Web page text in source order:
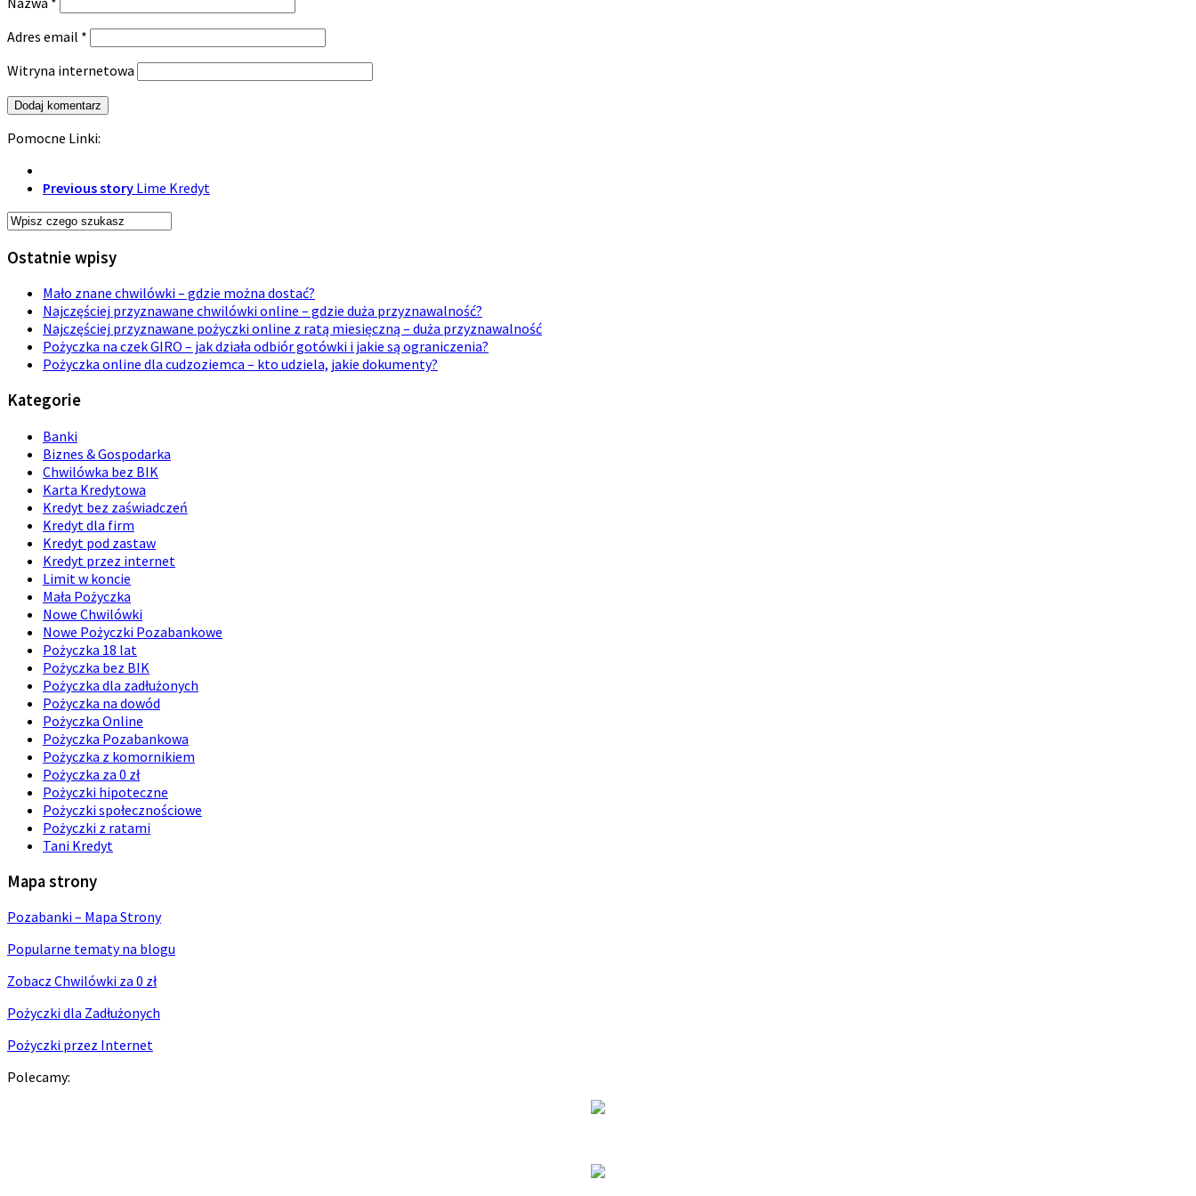
Adres email *
Witryna internetowa
Pomocne Linki:
Previous story Lime Kredyt
Ostatnie wpisy
Mało znane chwilówki – gdzie można dostać?
Najczęściej przyznawane chwilówki online – gdzie duża przyznawalność?
Najczęściej przyznawane pożyczki online z ratą miesięczną – duża przyznawalność
Pożyczka na czek GIRO – jak działa odbiór gotówki i jakie są ograniczenia?
Pożyczka online dla cudzoziemca – kto udziela, jakie dokumenty?
Kategorie
Banki
Biznes & Gospodarka
Chwilówka bez BIK
Karta Kredytowa
Kredyt bez zaświadczeń
Kredyt dla firm
Kredyt pod zastaw
Kredyt przez internet
Limit w koncie
Mała Pożyczka
Nowe Chwilówki
Nowe Pożyczki Pozabankowe
Pożyczka 18 lat
Pożyczka bez BIK
Pożyczka dla zadłużonych
Pożyczka na dowód
Pożyczka Online
Pożyczka Pozabankowa
Pożyczka z komornikiem
Pożyczka za 0 zł
Pożyczki hipoteczne
Pożyczki społecznościowe
Pożyczki z ratami
Tani Kredyt
Mapa strony
Pozabanki – Mapa Strony
Popularne tematy na blogu
Zobacz Chwilówki za 0 zł
Pożyczki dla Zadłużonych
Pożyczki przez Internet
Polecamy: